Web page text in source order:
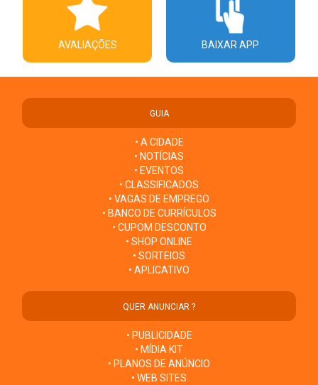
AVALIAÇÕES BAIXAR APP
GUIA
• A CIDADE
• NOTÍCIAS
• EVENTOS
• CLASSIFICADOS
• VAGAS DE EMPREGO
• BANCO DE CURRÍCULOS
• CUPOM DESCONTO
• SHOP ONLINE
• SORTEIOS
• APLICATIVO
QUER ANUNCIAR ?
• PUBLICIDADE
• MÍDIA KIT
• PLANOS DE ANÚNCIO
• WEB SITES